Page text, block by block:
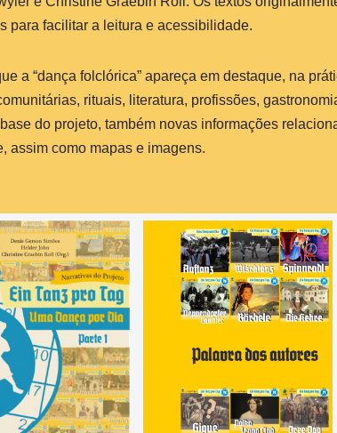
para facilitar a leitura e acessibilidade.
a “dança folclórica” apareça em destaque, na
rituais, literatura, profissões,
do projeto, também novas informações
assim como mapas e imagens.